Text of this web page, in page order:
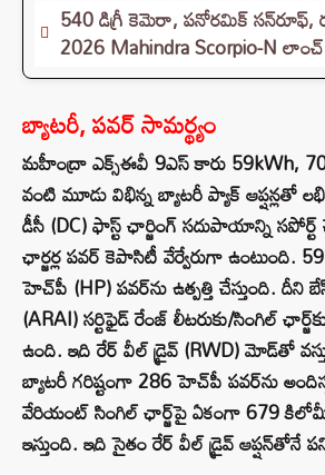
540 డిగ్రీ కెమెరా, పనోరమిక్ సన్‌రూఫ్‌,
2026 Mahindra Scorpio-N
బ్యాటరీ, పవర్ సామర్థ్యం
మహీంద్రా ఎక్స్ఈవీ 9ఎస్ కారు 59kWh,
వంటి మూడు విభిన్న బ్యాటరీ ప్యాక్ ఆప్షన్లతో
డీసీ (DC) ఫాస్ట్ ఛార్జింగ్ సదుపాయాన్ని
ఛార్జర్ల పవర్ కెపాసిటీ వేర్వేరుగా ఉంటుంది.
హెచ్‌పీ (HP) పవర్‌ను ఉత్పత్తి చేస్తుంది.
(ARAI) సర్టిఫైడ్ రేంజ్ లీటరుకు/సింగిల్
ఉంది. ఇది రేర్ వీల్ డ్రైవ్ (RWD) మోడ్‌తో
బ్యాటరీ గరిష్టంగా 286 హెచ్‌పీ పవర్‌ను
వేరియంట్ సింగిల్ ఛార్జ్‌పై ఏకంగా 679
ఇస్తుంది. ఇది సైతం రేర్ వీల్ డ్రైవ్ ఆప్షన్‌తోనే